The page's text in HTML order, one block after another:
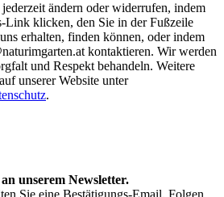
ändern oder widerrufen, indem
Link klicken, den Sie in der Fußzeile
erhalten, finden können, oder indem
kontaktieren. Wir werden
und Respekt behandeln. Weitere
unserer Website unter
.
unserem Newsletter.